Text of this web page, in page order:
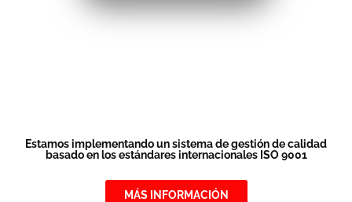
Estamos implementando un sistema de gestión de calidad
basado en los estándares internacionales ISO 9001
MÁS INFORMACIÓN